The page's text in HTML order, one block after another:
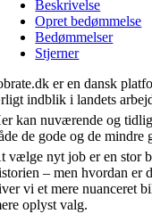
Beskrivelse
Opret bedømmelse
Bedømmelser
Stjerner
er en dansk
indblik i landets
kan nuværende og
de gode og de mindre
vælge nyt job er en stor
– men hvordan er
vi et mere nuanceret
oplyst valg.